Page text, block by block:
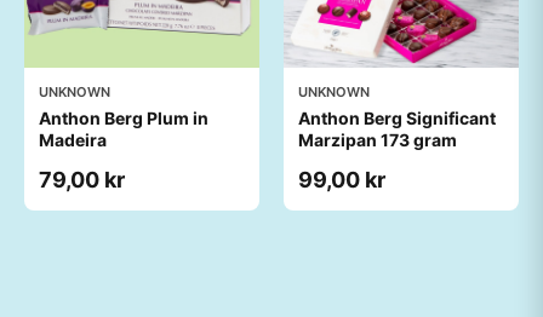
UNKNOWN
Anthon Berg Plum in
Madeira
79,00 kr
UNKNOWN
Anthon Berg Significant
Marzipan 173 gram
99,00 kr